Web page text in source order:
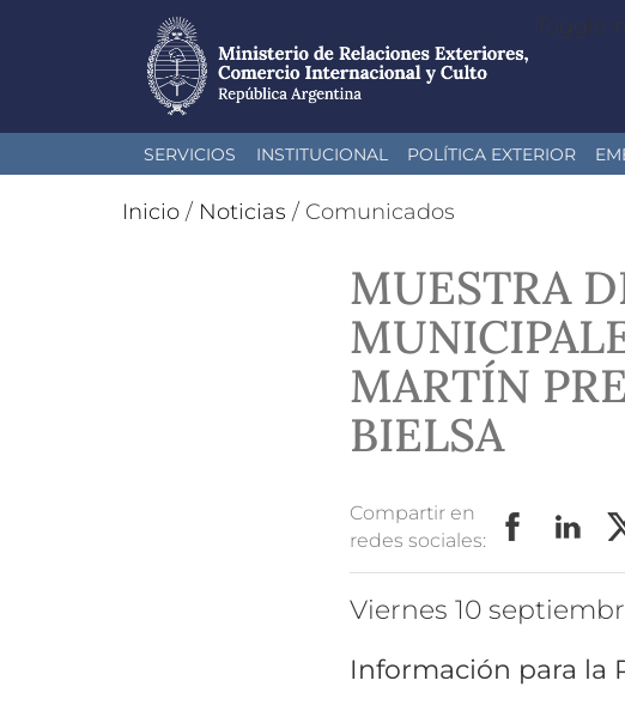
al
Toggle
SERVICIOS INSTITUCIONAL POLÍTICA EXTERIOR
Inicio / Noticias / Comunicados
MUESTRA
MARTÍN
BIELSA
Compartir en
redes sociales:
viernes 10
Información para la